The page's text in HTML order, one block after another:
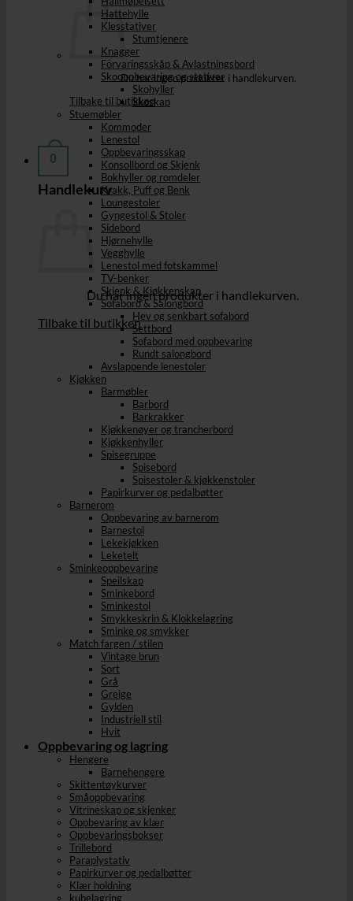
Du har ingen produkter i handlekurven.
Tilbake til butikken
0
Handlekurv
Du har ingen produkter i handlekurven.
Tilbake til butikken
Hattehylle
Klesstativer
Stumtjenere
Knagger
Förvaringsskåp & Avlastningsbord
Skooppbevaring og stativer
Skohyller
Skoskap
Stuemøbler
Kommoder
Lenestol
Oppbevaringsskap
Konsollbord og Skjenk
Bokhyller og romdeler
Krakk, Puff og Benk
Loungestoler
Gyngestol & Stoler
Sidebord
Hjørnehylle
Vegghylle
Lenestol med fotskammel
TV-benker
Skjenk & Kjøkkenskap
Sofabord & Salongbord
Hev og senkbart sofabord
Settbord
Sofabord med oppbevaring
Rundt salongbord
Avslappende lenestoler
Kjøkken
Barmøbler
Barbord
Barkrakker
Kjøkkenøyer og trancherbord
Kjøkkenhyller
Spisegruppe
Spisebord
Spisestoler & kjøkkenstoler
Papirkurver og pedalbøtter
Barnerom
Oppbevaring av barnerom
Barnestol
Lekekjøkken
Leketelt
Sminkeoppbevaring
Speilskap
Sminkebord
Sminkestol
Smykkeskrin & Klokkelagring
Sminke og smykker
Match fargen / stilen
Vintage brun
Sort
Grå
Greige
Gylden
Industriell stil
Hvit
Oppbevaring og lagring
Hengere
Barnehengere
Skittentøykurver
Småoppbevaring
Vitrineskap og skjenker
Oppbevaring av klær
Oppbevaringsbokser
Trillebord
Paraplystativ
Papirkurver og pedalbøtter
Klær holdning
kubelagring